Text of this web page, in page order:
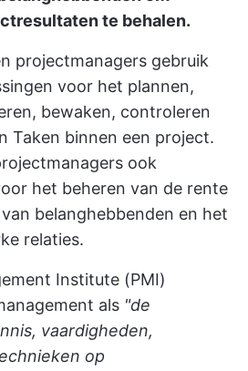
te behalen.
projectmanagers gebruik
voor het plannen,
bewaken, controleren
Taken binnen een project.
ook
het beheren van de rente
belanghebbenden en het
relaties.
Institute (PMI)
als "de
vaardigheden,
op